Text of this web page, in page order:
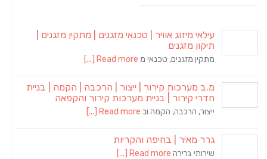
עילאי מיזוג אוויר | טכנאי מזגנים | מתקין מזגנים |
תיקון מזגנים
מתקין מזגנים, טכנאי מ Read more [...]
מ.ב מערכות קירור | ייצור | הרכבה | הקמה | בניית
חדרי קירור | בניית מערכות קירור והקפאה
ייצור, הרכבה, הקמה וב Read more [...]
גרר מאיר | בחיפה והקריות
שירותי גרירה Read more [...]